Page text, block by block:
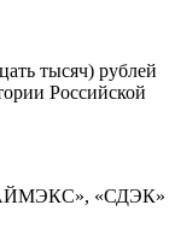
тысяч) рублей
Российской
«СДЭК»